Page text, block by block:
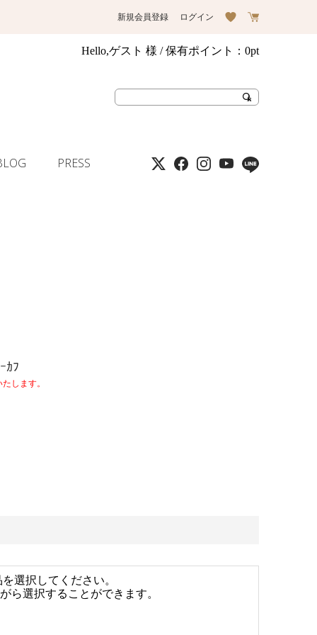
新規会員登録 ログイン
Hello,ゲスト 様 / 保有ポイント： 0pt
PRESS
ｶﾌ
します。
選択してください。
ら選択することができます。